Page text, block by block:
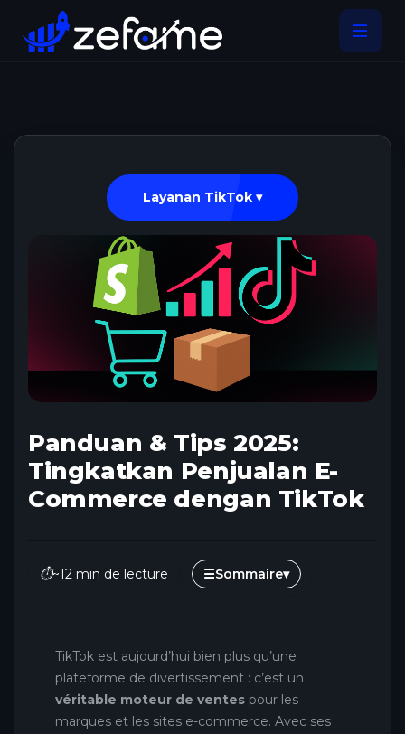
Layanan TikTok ▾
Panduan & Tips 2025:
Tingkatkan Penjualan E-
Commerce dengan TikTok
⏱~12 min de lecture ☰Sommaire▾
TikTok est aujourd’hui bien plus qu’une
plateforme de divertissement : c’est un
véritable moteur de ventes pour les
marques et les sites e-commerce. Avec ses